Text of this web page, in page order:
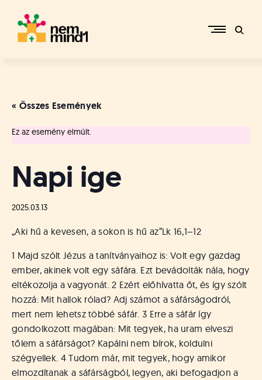
content
p
r
i
R
f
o
r
m
á
t
u
s
o
k
e
-
L
« Összes Események
Ez az esemény elmúlt.
Napi ige
2025.03.13
„Aki hű a kevesen, a sokon is hű az”Lk 16,1–12
1 Majd szólt Jézus a tanítványaihoz is: Volt egy gazdag
ember, akinek volt egy sáfára. Ezt bevádolták nála, hogy
eltékozolja a vagyonát. 2 Ezért előhívatta őt, és így szólt
hozzá: Mit hallok rólad? Adj számot a sáfárságodról,
mert nem lehetsz többé sáfár. 3 Erre a sáfár így
gondolkozott magában: Mit tegyek, ha uram elveszi
tőlem a sáfárságot? Kapálni nem bírok, koldulni
szégyellek. 4 Tudom már, mit tegyek, hogy amikor
elmozdítanak a sáfárságból, legyen, aki befogadjon a